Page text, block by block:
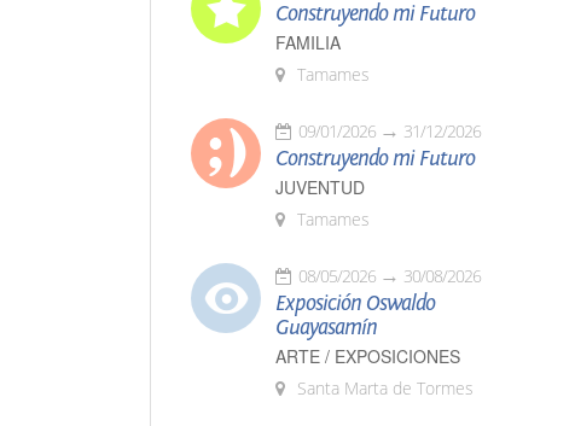
Construyendo mi Futuro
FAMILIA
Tamames
09/01/2026 31/12/2026
Construyendo mi Futuro
JUVENTUD
Tamames
08/05/2026 30/08/2026
Exposición Oswaldo
Guayasamín
ARTE / EXPOSICIONES
Santa Marta de Tormes